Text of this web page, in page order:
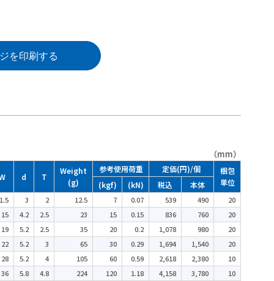
を印刷する
（mm）
d T
Weight
(g)
参考使用荷重 定価(円)/個
梱包
単位
(kgf) (kN) 税込 本体
3 2 12.5 7 0.07 539 490
20
15
4.2 2.5 23 15 0.15 836 760
20
19
5.2 2.5 35 20 0.2 1,078 980
20
22
5.2 3 65 30 0.29 1,694 1,540
20
28
5.2 4 105 60 0.59 2,618 2,380
10
36
5.8 4.8 224 120 1.18 4,158 3,780
10